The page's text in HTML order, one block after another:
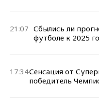
21:07 Сбылись ли
футболе к 2025
17:34Сенсация от
победитель